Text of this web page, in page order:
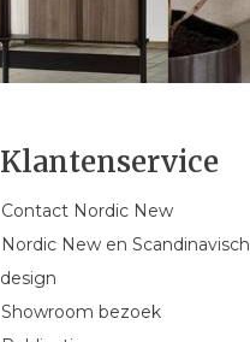
Klantenservice
Contact Nordic New
Nordic New en Scandinavisch
design
Showroom bezoek